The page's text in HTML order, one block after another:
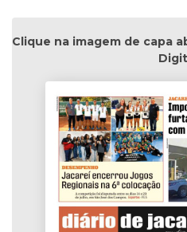
Clique na imagem de capa